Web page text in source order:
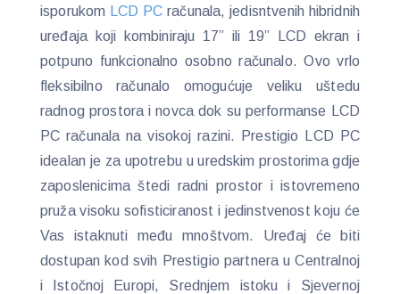
isporukom
LCD PC računala, jedisntvenih hibridnih
uređaja koji kombiniraju 17” ili 19” LCD ekran i
potpuno funkcionalno osobno računalo. Ovo vrlo
fleksibilno računalo omogućuje veliku uštedu
radnog prostora i novca dok su performanse LCD
PC računala na visokoj razini. Prestigio LCD PC
idealan je za upotrebu u uredskim prostorima gdje
zaposlenicima štedi radni prostor i istovremeno
pruža visoku sofisticiranost i jedinstvenost koju će
Vas istaknuti među mnoštvom. Uređaj će biti
dostupan kod svih Prestigio partnera u Centralnoj
i Istočnoj Europi, Srednjem istoku i Sjevernoj